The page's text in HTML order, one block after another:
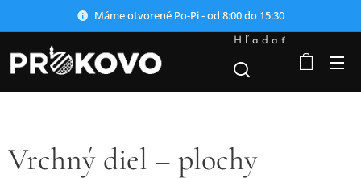
Máme otvorené Po-Pi - od 8:00 do 15:30
Hľadať
Vrchný diel – plochy